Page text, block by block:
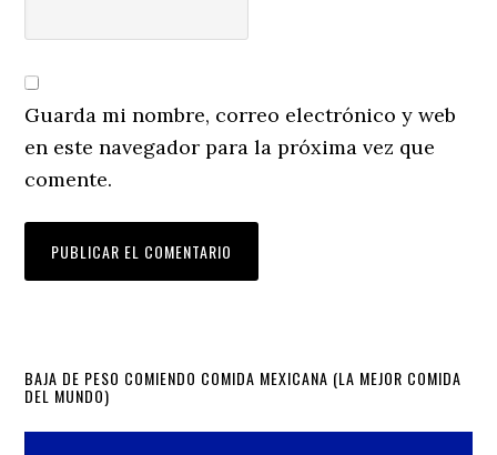
Guarda mi nombre, correo electrónico y web
en este navegador para la próxima vez que
comente.
Primary
Sidebar
BAJA DE PESO COMIENDO COMIDA MEXICANA (LA MEJOR COMIDA
DEL MUNDO)